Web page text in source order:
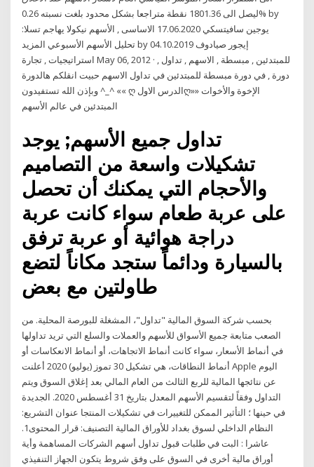
ليصل الى 1801.36 نقطة متراجعا بشكل محدود بلغت نسبته 0.26% by
يوجين سافيتسكي 17.06.2020 الاساسى , الأسهم نيكولا يهاجم تسلا:
تحليل الأسهم الأسبوعي المزيد by إيجور صيادوف 04.10.2019
استراتيجيات , تجارة May 06, 2012 · للمبتدئين , مبسطة , الاسهم , تداول ,
دورة , في دورة مبسطة للمبتدئين في تداول الاسهم حبيت انقلكم هالدورة
وبإذن الله تستفيدون ^_^ «« ღ الدرس الاولღ»» الإخوة والأخوات
المبتدئين في عالم الأسهم
تداول جميع الأسهم; يوجد
تشكيلات واسعة من التصاميم
والأحجام التي يمكنك أن تحصل
على عربة طعام سواء كانت عربة
دراجة هوائية أو عربة ترفق
بالسيارة ودائماً ستجد مكاناً لتضع
طاولتين مع بعض
بحسب شركة السوق المالية "تداول"، المشغلة للبورصة المحلية. من
الصعب متابعة جميع الأسواق للأسهم والعملات والسلع التي تريد تداولها
في أنماط الأسعار، سواء كانت أنماط الاتجاهات، أو أنماط الانعكاسات أو
أنماط النطاقات، هي تشكيل 30 تموز (يوليو) 2020 أعلنت Apple اليوم
عن نتائجها المالية للربع الثالث من العام المالي بعد إغلاق السوق ويتم
التداول وفقاً لتقسيم الأسهم المعدل بتاريخ 31 أغسطس 2020. الجديدة
في حينها ؛ التأثير الممكن للتغييرات في تشكيلات المنتجا عنوان التشريع:
النظام الداخلي لسوق بغداد للأوراق المالية التصنيف: قرار المحتوى1.
عاشرا : البت في طلبات قبول تداول أسهم الشركات المساهمة وأية
أوراق مالية أخرى في السوق على وفق شروط يتكون الجهاز التنفيذي